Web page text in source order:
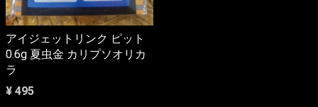
アイジェットリンク ピット
0.6g 夏虫金 カリプソオリカ
ラ
¥ 495